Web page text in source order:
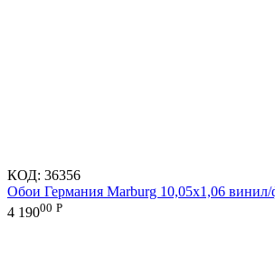
КОД: 36356
Обои Германия Marburg 10,05x1,06
4 19000 Р